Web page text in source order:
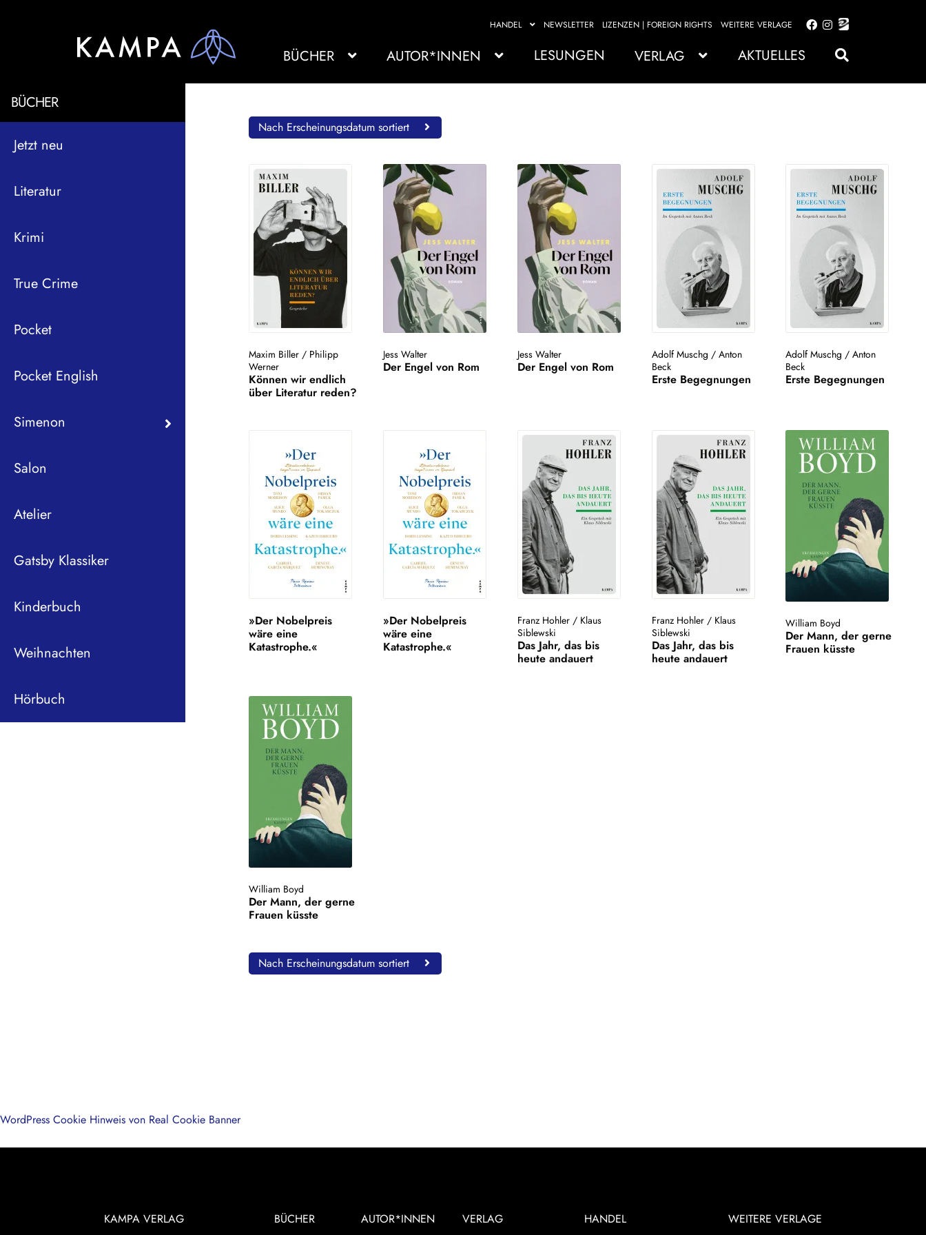
HANDEL NEWSLETTER LIZENZEN | FOREIGN RIGHTS WEITERE VERLAGE
Zur
springen
Zum
springen
BÜCHER AUTOR*INNEN LESUNGEN VERLAG AKTUELLES
BÜCHER
Jetzt neu
Literatur
Krimi
True Crime
Pocket
Pocket English
Simenon
Salon
Atelier
Gatsby Klassiker
Kinderbuch
Weihnachten
Hörbuch
Nach Erscheinungsdatum sortiert
Maxim Biller / Philipp
Werner
Können wir endlich
über Literatur reden?
Jess Walter
Der Engel von Rom
Jess Walter
Der Engel von Rom
Adolf Muschg / Anton
Beck
Erste Begegnungen
Adolf Muschg /Anton
Beck
Erste Begegnungen
»Der Nobelpreis
wäre eine
Katastrophe.«
»Der Nobelpreis
wäre eine
Katastrophe.«
Franz Hohler/ Klaus
Siblewski
Das Jahr, das bis
heute andauert
Franz Hohler/ Klaus
Siblewski
Das Jahr, das bis
heute andauert
William Boyd
Der Mann, der gerne
Frauen küsste
William Boyd
Der Mann, der gerne
Frauen küsste
Nach Erscheinungsdatum sortiert
KAMPA VERLAG BÜCHER AUTOR*INNEN VERLAG HANDEL WEITERE VERLAGE
WordPress Cookie Hinweis von Real Cookie Banner